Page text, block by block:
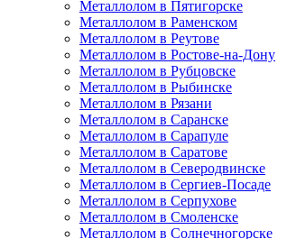
Металлолом в Пятигорске
Металлолом в Раменском
Металлолом в Реутове
Металлолом в Ростове-на-Дону
Металлолом в Рубцовске
Металлолом в Рыбинске
Металлолом в Рязани
Металлолом в Саранске
Металлолом в Сарапуле
Металлолом в Саратове
Металлолом в Северодвинске
Металлолом в Сергиев-Посаде
Металлолом в Серпухове
Металлолом в Смоленске
Металлолом в Солнечногорске